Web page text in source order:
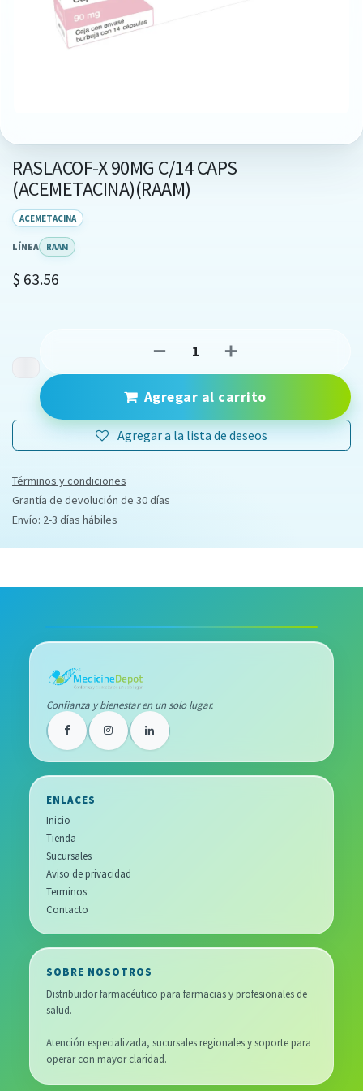
RASLACOF-X 90MG C/14 CAPS
(ACEMETACINA)(RAAM)
ACEMETACINA
LÍNEA RAAM
$ 63.56
Agregar al carrito
Agregar a la lista de deseos
Términos y condiciones
Grantía de devolución de 30 días
Envío: 2-3 días hábiles
Confianza y bienestar en un solo lugar.
ENLACES
Inicio
Tienda
Sucursales
Aviso de privacidad
Terminos
Contacto
SOBRE NOSOTROS
Distribuidor farmacéutico para farmacias y profesionales de
salud.
Atención especializada, sucursales regionales y soporte para
operar con mayor claridad.